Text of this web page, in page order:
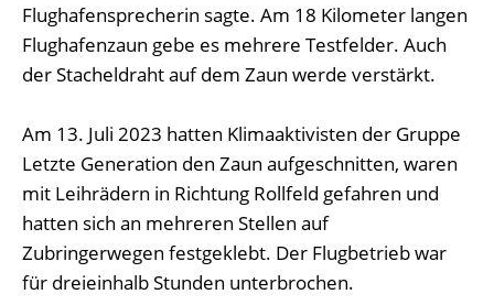
Flughafensprecherin sagte. Am 18 Kilometer langen
Flughafenzaun gebe es mehrere Testfelder. Auch
der Stacheldraht auf dem Zaun werde verstärkt.
Am 13. Juli 2023 hatten Klimaaktivisten der Gruppe
Letzte Generation den Zaun aufgeschnitten, waren
mit Leihrädern in Richtung Rollfeld gefahren und
hatten sich an mehreren Stellen auf
Zubringerwegen festgeklebt. Der Flugbetrieb war
für dreieinhalb Stunden unterbrochen.